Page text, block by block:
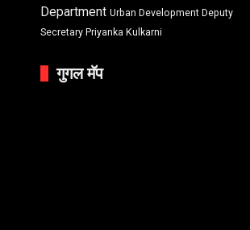
Department Urban Development Deputy
Secretary Priyanka Kulkarni
गुगल मॅप